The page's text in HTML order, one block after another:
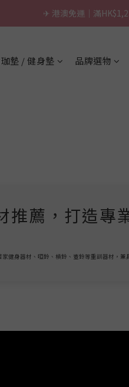
\ 台灣製超慢跑墊 / 升級啦
✈ 港澳免運｜滿
墊 / 健身墊 品牌選物
推薦，打造專
健身器材、啞鈴、槓鈴、壺鈴等重訓器材，